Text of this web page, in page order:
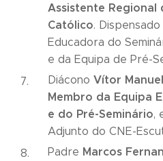
Assistente Regional
Católico.
Educadora do
e da Equipa de Pré-
Diácono Vítor
Membro da Equipa
e do Pré-Seminário,
Adjunto do CNE-
Padre Marcos